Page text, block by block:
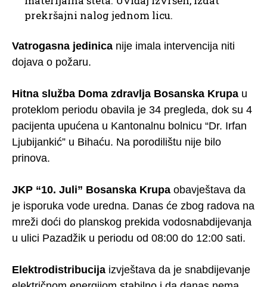
prekršajni nalog jednom licu.
Vatrogasna jedinica nije imala intervencija niti
dojava o požaru.
Hitna služba Doma zdravlja Bosanska Krupa u
proteklom periodu obavila je 34 pregleda, dok su 4
pacijenta upućena u Kantonalnu bolnicu “Dr. Irfan
Ljubijankić” u Bihaću. Na porodilištu nije bilo
prinova.
JKP “10. Juli” Bosanska Krupa obavještava da
je isporuka vode uredna. Danas će zbog radova na
mreži doći do planskog prekida vodosnabdijevanja
u ulici Pazadžik u periodu od 08:00 do 12:00 sati.
Elektrodistribucija izvještava da je snabdijevanje